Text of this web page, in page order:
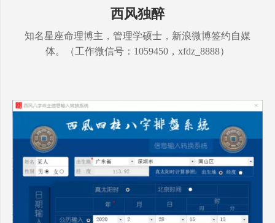
西风独醉
知名星座命理博主，管理学硕士，新浪微博签约自媒
体。（工作微信号：1059450，xfdz_8888）